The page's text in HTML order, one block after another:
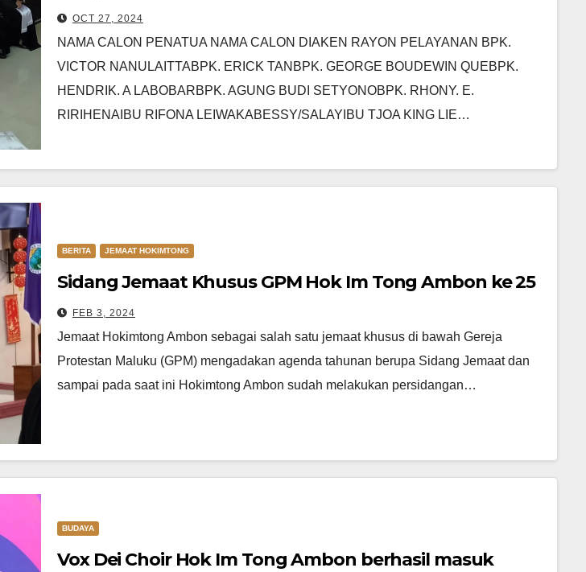
OCT 27, 2024
NAMA CALON PENATUA NAMA CALON DIAKEN RAYON PELAYANAN BPK.
VICTOR NANULAITTABPK. ERICK TANBPK. GEORGE BOUDEWIN QUEBPK.
HENDRIK. A LABOBARBPK. AGUNG BUDI SETYONOBPK. RHONY. E.
RIRIHENAIBU RIFONA LEIWAKABESSY/SALAYIBU TJOA KING LIE…
BERITA JEMAAT HOKIMTONG
Sidang Jemaat Khusus GPM Hok Im Tong Ambon ke 25
FEB 3, 2024
Jemaat Hokimtong Ambon sebagai salah satu jemaat khusus di bawah Gereja
Protestan Maluku (GPM) mengadakan agenda tahunan berupa Sidang Jemaat dan
sampai pada saat ini Hokimtong Ambon sudah melakukan persidangan…
BUDAYA
Vox Dei Choir Hok Im Tong Ambon berhasil masuk